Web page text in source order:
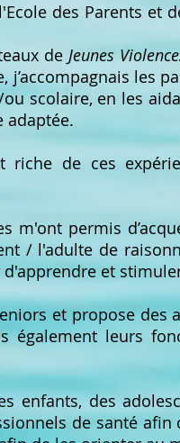
des Parents et
de Jeunes
j’accompagnais les
scolaire, en les
adaptée.
riche de ces
m'ont permis
/ l'adulte de
et
et propose
également leurs
enfants, des
de santé